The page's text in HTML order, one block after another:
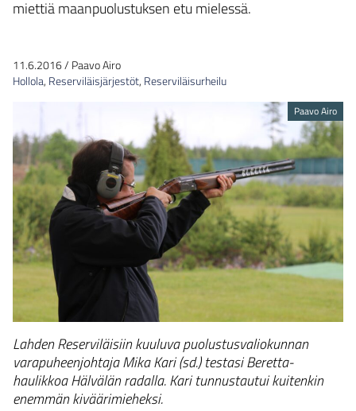
miettiä maanpuolustuksen etu mielessä.
11.6.2016/ Paavo Airo
Hollola, Reserviläisjärjestöt, Reserviläisurheilu
Paavo Airo
Lahden Reserviläisiin kuuluva puolustusvaliokunnan
varapuheenjohtaja Mika Kari (sd.) testasi Beretta-
haulikkoa Hälvälän radalla. Kari tunnustautui kuitenkin
enemmän kiväärimieheksi.